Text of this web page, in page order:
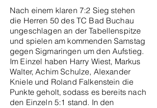
Nach einem klaren 7:2 Sieg stehen
die Herren 50 des TC Bad Buchau
ungeschlagen an der Tabellenspitze
und spielen am kommenden Samstag
gegen Sigmaringen um den Aufstieg.
Im Einzel haben Harry Wiest, Markus
Walter, Achim Schulze, Alexander
Kniele und Roland Falkenstein die
Punkte geholt, sodass es bereits nach
den Einzeln 5:1 stand. In den